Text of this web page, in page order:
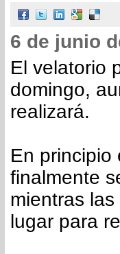
6 de junio
El velatorio
domingo,
realizará.
En principio
finalmente
mientras
lugar para